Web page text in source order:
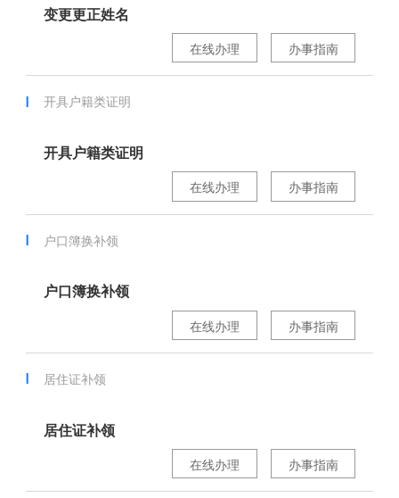
变更更正姓名
办事指南
在线办理
开具户籍类证明
开具户籍类证明
办事指南
在线办理
户口簿换补领
户口簿换补领
办事指南
在线办理
居住证补领
居住证补领
办事指南
在线办理